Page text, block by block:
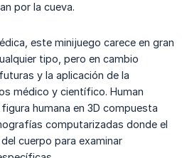
por la cueva.
este minijuego carece en gran
tipo, pero en cambio
y la aplicación de la
médico y científico. Human
humana en 3D compuesta
computarizadas donde el
cuerpo para examinar